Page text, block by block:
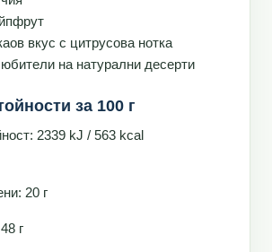
вкус с цитрусова нотка
на натурални десерти
за 100 г
2339 kJ / 563 kcal
20 г
г